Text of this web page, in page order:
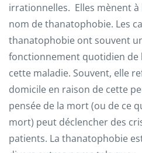
irrationnelles. Elles mènent
nom de thanatophobie. Les
thanatophobie ont souvent
fonctionnement quotidien
cette maladie. Souvent, elle
domicile en raison de cette
pensée de la mort (ou de ce
mort) peut déclencher des
patients. La thanatophobie